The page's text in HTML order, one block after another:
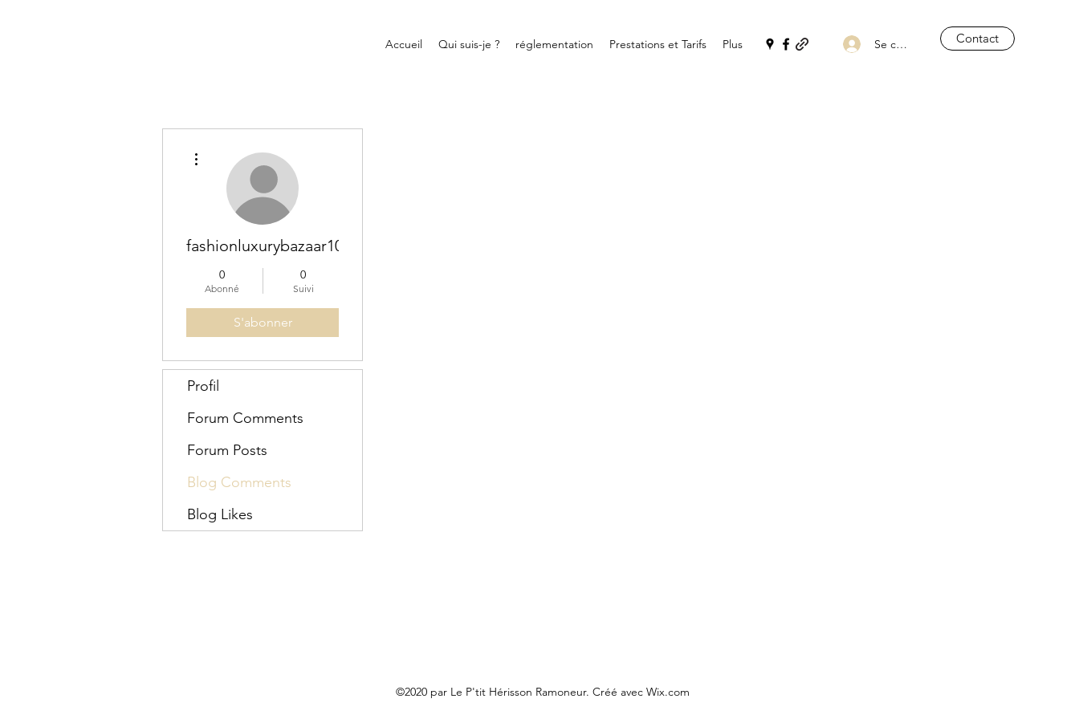
Accueil Qui suis-je ? réglementation Prestations et Tarifs Plus Se connecter Contact
fashionluxurybazaar1004
0
Abonné
0
Suivi
S'abonner
Profil
Forum Comments
Forum Posts
Blog Comments
Blog Likes
©2020 par Le P'tit Hérisson Ramoneur. Créé avec Wix.com